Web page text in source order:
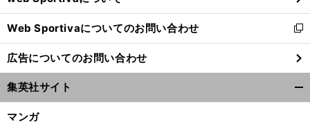
開
く
Web Sportivaについてのお問い合わせ
新
し
い
ウ
ィ
ン
広告についてのお問い合わせ
集英社サイト
マンガ